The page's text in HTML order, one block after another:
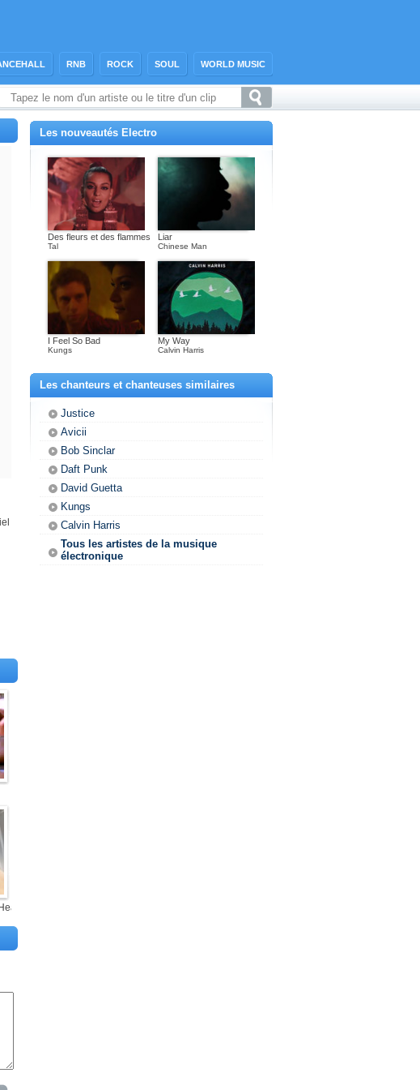
RNB ROCK SOUL WORLD MUSIC
Les nouveautés Electro
Des fleurs et des flammes
Tal
Liar
Chinese Man
I Feel So Bad
Kungs
My Way
Calvin Harris
Les chanteurs et chanteuses similaires
Justice
Avicii
Bob Sinclar
Daft Punk
David Guetta
Kungs
Calvin Harris
Tous les artistes de la musique
électronique